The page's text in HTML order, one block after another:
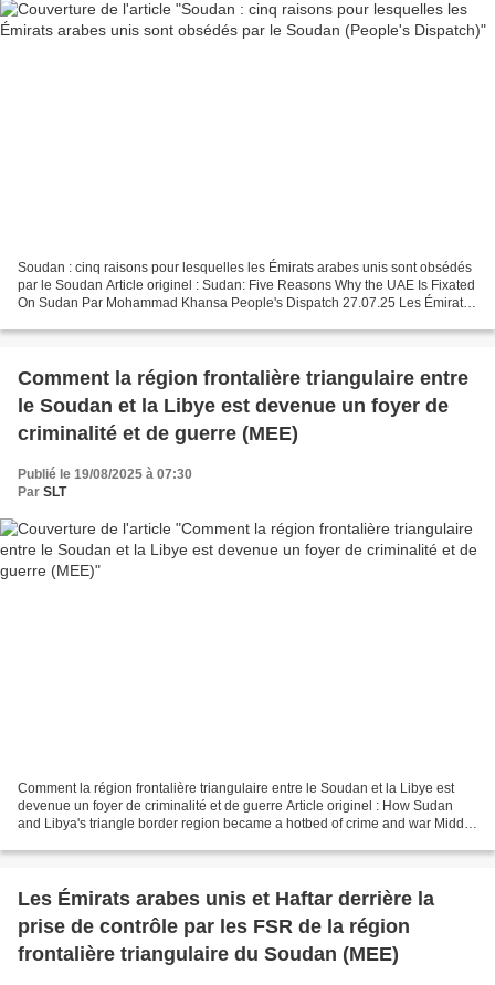
Soudan : cinq raisons pour lesquelles les Émirats arabes unis sont obsédés
par le Soudan Article originel : Sudan: Five Reasons Why the UAE Is Fixated
On Sudan Par Mohammad Khansa People's Dispatch 27.07.25 Les Émirats
Comment la région frontalière triangulaire entre
le Soudan et la Libye est devenue un foyer de
criminalité et de guerre (MEE)
Publié le 19/08/2025 à 07:30
Par SLT
Comment la région frontalière triangulaire entre le Soudan et la Libye est
devenue un foyer de criminalité et de guerre Article originel : How Sudan
and Libya's triangle border region became a hotbed of crime and war Middle
Les Émirats arabes unis et Haftar derrière la
prise de contrôle par les FSR de la région
frontalière triangulaire du Soudan (MEE)